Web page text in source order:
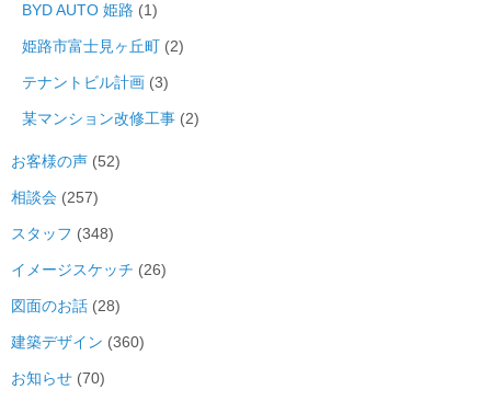
BYD AUTO 姫路 (1)
姫路市富士見ヶ丘町 (2)
テナントビル計画 (3)
某マンション改修工事 (2)
お客様の声 (52)
相談会 (257)
スタッフ (348)
イメージスケッチ (26)
図面のお話 (28)
建築デザイン (360)
お知らせ (70)